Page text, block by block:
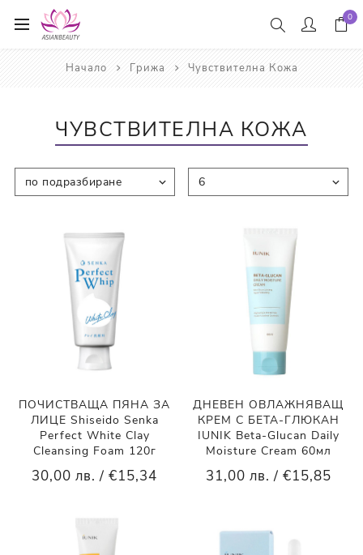
0
Начало Грижа Чувствителна Кожа
ЧУВСТВИТЕЛНА КОЖА
ПОЧИСТВАЩА ПЯНА ЗА
ЛИЦЕ Shiseido Senka
Perfect White Clay
Cleansing Foam 120г
30,00 лв. / €15,34
ДНЕВЕН ОВЛАЖНЯВАЩ
КРЕМ С БЕТА-ГЛЮКАН
IUNIK Beta-Glucan Daily
Moisture Cream 60мл
31,00 лв. / €15,85